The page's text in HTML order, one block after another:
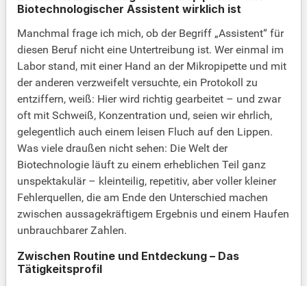
Biotechnologischer Assistent wirklich ist
Manchmal frage ich mich, ob der Begriff „Assistent“ für
diesen Beruf nicht eine Untertreibung ist. Wer einmal im
Labor stand, mit einer Hand an der Mikropipette und mit
der anderen verzweifelt versuchte, ein Protokoll zu
entziffern, weiß: Hier wird richtig gearbeitet – und zwar
oft mit Schweiß, Konzentration und, seien wir ehrlich,
gelegentlich auch einem leisen Fluch auf den Lippen.
Was viele draußen nicht sehen: Die Welt der
Biotechnologie läuft zu einem erheblichen Teil ganz
unspektakulär – kleinteilig, repetitiv, aber voller kleiner
Fehlerquellen, die am Ende den Unterschied machen
zwischen aussagekräftigem Ergebnis und einem Haufen
unbrauchbarer Zahlen.
Zwischen Routine und Entdeckung – Das
Tätigkeitsprofil